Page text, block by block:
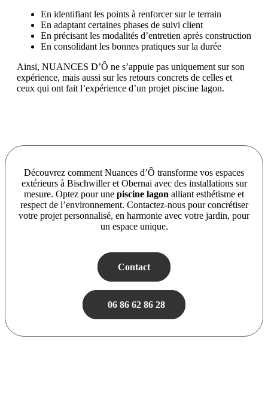
En identifiant les points à renforcer sur le terrain
En adaptant certaines phases de suivi client
En précisant les modalités d’entretien après construction
En consolidant les bonnes pratiques sur la durée
Ainsi, NUANCES D’Ô ne s’appuie pas uniquement sur son
expérience, mais aussi sur les retours concrets de celles et
ceux qui ont fait l’expérience d’un projet piscine lagon.
Découvrez comment Nuances d’Ô transforme vos espaces
extérieurs à Bischwiller et Obernai avec des installations sur
mesure. Optez pour une piscine lagon alliant esthétisme et
respect de l’environnement. Contactez-nous pour concrétiser
votre projet personnalisé, en harmonie avec votre jardin, pour
un espace unique.
Contact
06 86 62 86 28